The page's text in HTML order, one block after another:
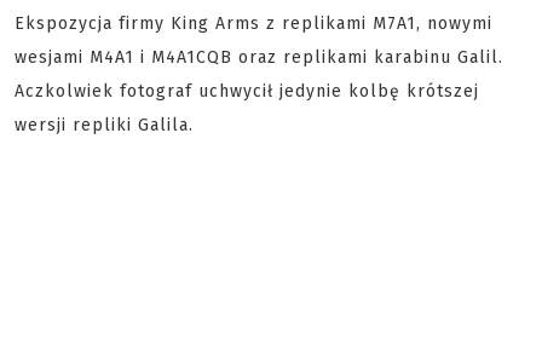
Ekspozycja firmy King Arms z replikami M7A1, nowymi
wesjami M4A1 i M4A1CQB oraz replikami karabinu Galil.
Aczkolwiek fotograf uchwycił jedynie kolbę krótszej
wersji repliki Galila.